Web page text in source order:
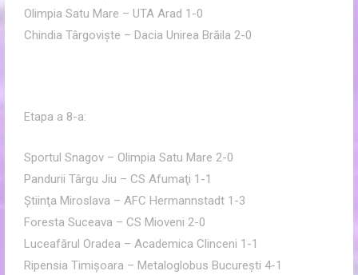
Olimpia Satu Mare – UTA Arad 1-0
Chindia Târgovişte – Dacia Unirea Brăila 2-0
Etapa a 8-a:
Sportul Snagov – Olimpia Satu Mare 2-0
Pandurii Târgu Jiu – CS Afumaţi 1-1
Ştiinţa Miroslava – AFC Hermannstadt 1-3
Foresta Suceava – CS Mioveni 2-0
Luceafărul Oradea – Academica Clinceni 1-1
Ripensia Timişoara – Metaloglobus Bucureşti 4-1